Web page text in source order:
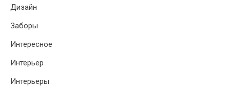
Дизайн
Заборы
Интересное
Интерьер
Интерьеры